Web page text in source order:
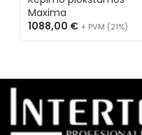
Maxima
1088,00 € + PVM (21%)